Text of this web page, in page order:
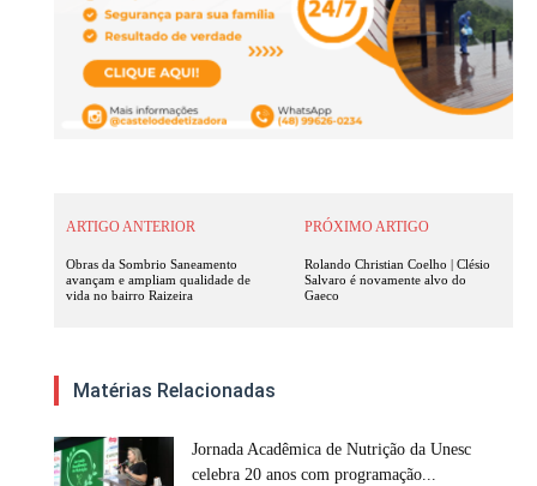
ARTIGO ANTERIOR
Obras da Sombrio Saneamento
avançam e ampliam qualidade de
vida no bairro Raizeira
PRÓXIMO ARTIGO
Rolando Christian Coelho | Clésio
Salvaro é novamente alvo do
Gaeco
Matérias Relacionadas
Jornada Acadêmica de Nutrição da Unesc
celebra 20 anos com programação...